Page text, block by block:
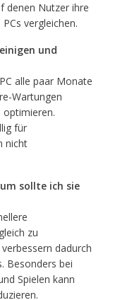
denen Nutzer ihre
vergleichen.
und
alle paar Monate
Wartungen
optimieren.
für
nicht
sollte ich sie
zu
dadurch
Besonders bei
Spielen kann